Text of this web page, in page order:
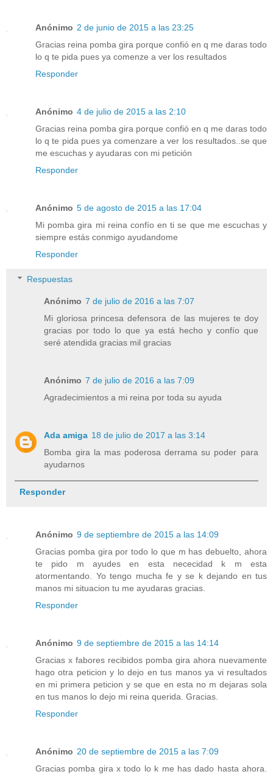
Anónimo 2 de junio de 2015 a las 23:25
Gracias reina pomba gira porque confió en q me daras todo
lo q te pida pues ya comenze a ver los resultados
Responder
Anónimo 4 de julio de 2015 a las 2:10
Gracias reina pomba gira porque confió en q me daras todo
lo q te pida pues ya comenzare a ver los resultados..se que
me escuchas y ayudaras con mi petición
Responder
Anónimo 5 de agosto de 2015 a las 17:04
Mi pomba gira mi reina confío en ti se que me escuchas y
siempre estás conmigo ayudandome
Responder
Respuestas
Anónimo 7 de julio de 2016 a las 7:07
Mi gloriosa princesa defensora de las mujeres te doy
gracias por todo lo que ya está hecho y confío que
seré atendida gracias mil gracias
Anónimo 7 de julio de 2016 a las 7:09
Agradecimientos a mi reina por toda su ayuda
Ada amiga 18 de julio de 2017 a las 3:14
Bomba gira la mas poderosa derrama su poder para
ayudarnos
Responder
Anónimo 9 de septiembre de 2015 a las 14:09
Gracias pomba gira por todo lo que m has debuelto, ahora
te pido m ayudes en esta nececidad k m esta
atormentando. Yo tengo mucha fe y se k dejando en tus
manos mi situacion tu me ayudaras gracias.
Responder
Anónimo 9 de septiembre de 2015 a las 14:14
Gracias x fabores recibidos pomba gira ahora nuevamente
hago otra peticion y lo dejo en tus manos ya vi resultados
en mi primera peticion y se que en esta no m dejaras sola
en tus manos lo dejo mi reina querida. Gracias.
Responder
Anónimo 20 de septiembre de 2015 a las 7:09
Gracias pomba gira x todo lo k me has dado hasta ahora.